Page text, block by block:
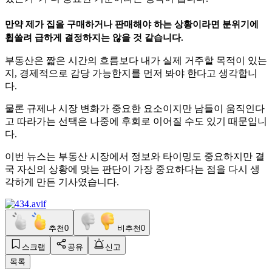
만약 제가 집을 구매하거나 판매해야 하는 상황이라면 분위기에
휩쓸려 급하게 결정하지는 않을 것 같습니다.
부동산은 짧은 시간의 흐름보다 내가 실제 거주할 목적이 있는
지, 경제적으로 감당 가능한지를 먼저 봐야 한다고 생각합니
다.
물론 규제나 시장 변화가 중요한 요소이지만 남들이 움직인다
고 따라가는 선택은 나중에 후회로 이어질 수도 있기 때문입니
다.
이번 뉴스는 부동산 시장에서 정보와 타이밍도 중요하지만 결
국 자신의 상황에 맞는 판단이 가장 중요하다는 점을 다시 생
각하게 만든 기사였습니다.
추천0 비추천0
스크랩 공유
신고
목록